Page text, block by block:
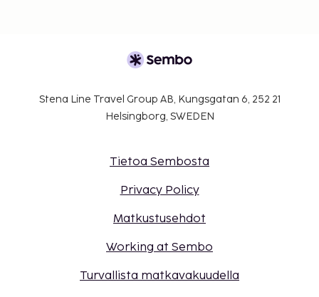
Stena Line Travel Group AB, Kungsgatan 6, 252 21
Helsingborg, SWEDEN
Tietoa Sembosta
Privacy Policy
Matkustusehdot
Working at Sembo
Turvallista matkavakuudella